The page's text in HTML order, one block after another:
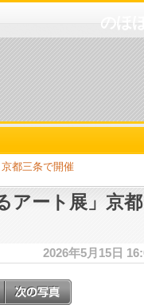
のほ
都三条で開催
アート展」京都
2026年5月15日